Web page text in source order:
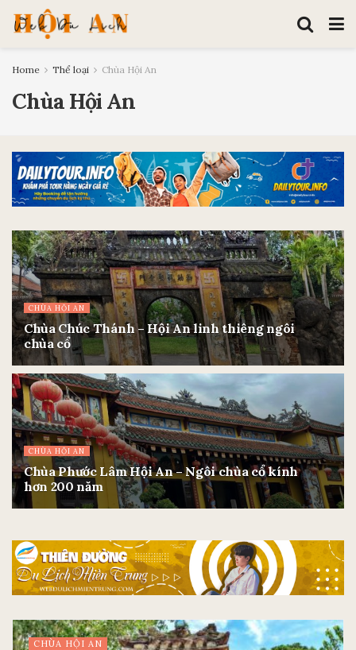
Home Thể loại Chùa Hội An
Chùa Hội An
CHÙA HỘI AN
Chùa Chúc Thánh – Hội An linh thiêng ngôi
chùa cổ
12/04/2024
CHÙA HỘI AN
Chùa Phước Lâm Hội An – Ngôi chùa cổ kính
hơn 200 năm
CHÙA HỘI AN